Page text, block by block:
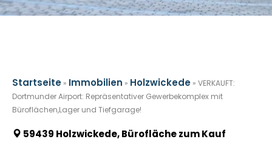
Startseite » Immobilien » Holzwickede » VERKAUFT:
Dortmunder Airport: Repräsentativer Gewerbekomplex mit
Büroflächen,Lager und Tiefgarage!
59439 Holzwickede, Bürofläche zum Kauf